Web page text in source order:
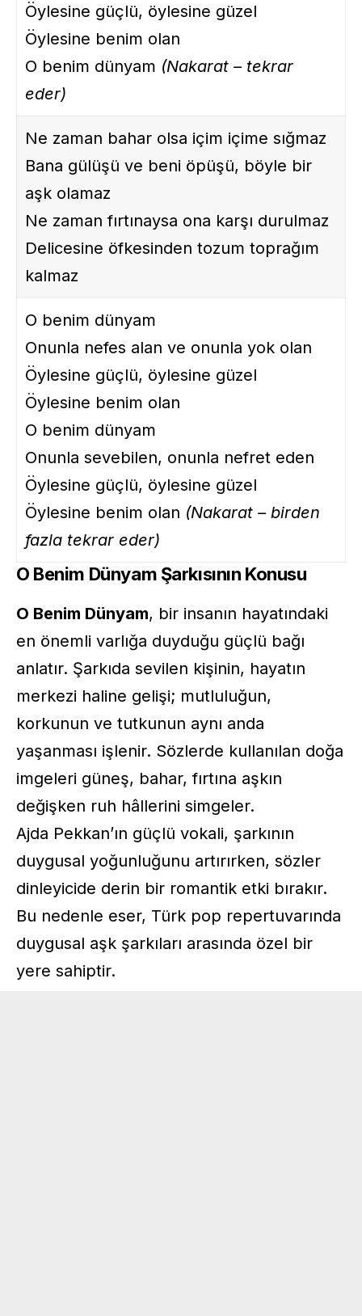
Öylesine güçlü, öylesine güzel
Öylesine benim olan
O benim dünyam (Nakarat – tekrar
eder)
Ne zaman bahar olsa içim içime sığmaz
Bana gülüşü ve beni öpüşü, böyle bir
aşk olamaz
Ne zaman fırtınaysa ona karşı durulmaz
Delicesine öfkesinden tozum toprağım
kalmaz
O benim dünyam
Onunla nefes alan ve onunla yok olan
Öylesine güçlü, öylesine güzel
Öylesine benim olan
O benim dünyam
Onunla sevebilen, onunla nefret eden
Öylesine güçlü, öylesine güzel
Öylesine benim olan (Nakarat – birden
fazla tekrar eder)
O Benim Dünyam Şarkısının Konusu
O Benim Dünyam, bir insanın hayatındaki
en önemli varlığa duyduğu güçlü bağı
anlatır. Şarkıda sevilen kişinin, hayatın
merkezi haline gelişi; mutluluğun,
korkunun ve tutkunun aynı anda
yaşanması işlenir. Sözlerde kullanılan doğa
imgeleri güneş, bahar, fırtına aşkın
değişken ruh hâllerini simgeler.
Ajda Pekkan’ın güçlü vokali, şarkının
duygusal yoğunluğunu artırırken, sözler
dinleyicide derin bir romantik etki bırakır.
Bu nedenle eser, Türk pop repertuvarında
duygusal aşk şarkıları arasında özel bir
yere sahiptir.